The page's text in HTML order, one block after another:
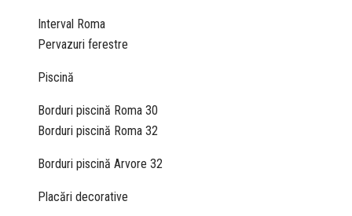
Interval Roma
Pervazuri ferestre
Piscină
Borduri piscină Roma 30
Borduri piscină Roma 32
Borduri piscină Arvore 32
Placări decorative